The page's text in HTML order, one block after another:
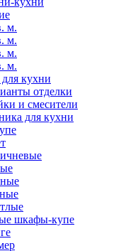
м.
м.
м.
м.
кухни
отделки
и смесители
для кухни
шкафы-купе